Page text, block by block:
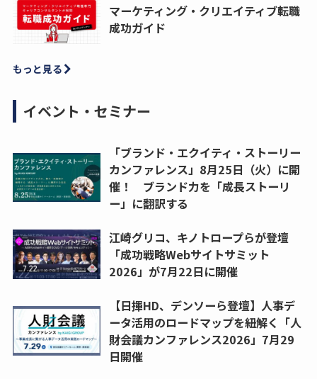
マーケティング・クリエイティブ転職
成功ガイド
もっと見る
イベント・セミナー
「ブランド・エクイティ・ストーリー
カンファレンス」8月25日（火）に開
催！ ブランド力を「成長ストーリ
ー」に翻訳する
江崎グリコ、キノトロープらが登壇
「成功戦略Webサイトサミット
2026」が7月22日に開催
【日揮HD、デンソーら登壇】人事デ
ータ活用のロードマップを紐解く「人
財会議カンファレンス2026」7月29
日開催